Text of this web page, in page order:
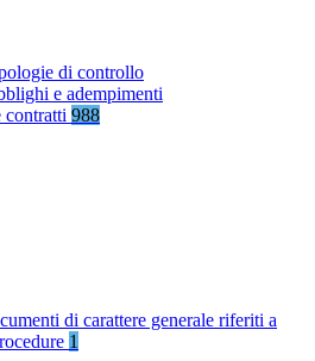
di controllo
e adempimenti
contratti 988
di carattere generale riferiti a
1